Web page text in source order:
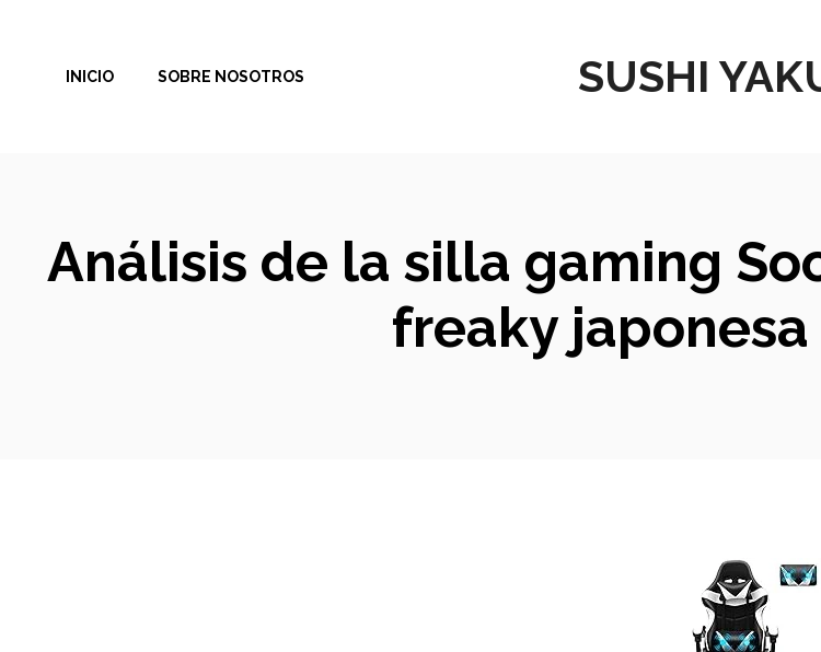
contenido
SUSHI
INICIO SOBRE NOSOTROS
Análisis de la silla gaming
freaky